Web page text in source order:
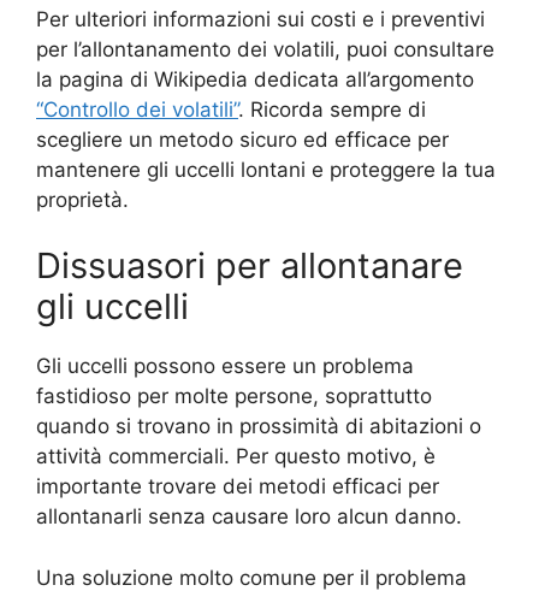
Per ulteriori informazioni sui costi e i preventivi
per l’allontanamento dei volatili, puoi consultare
la pagina di Wikipedia dedicata all’argomento
“Controllo dei volatili”. Ricorda sempre di
scegliere un metodo sicuro ed efficace per
mantenere gli uccelli lontani e proteggere la tua
proprietà.
Dissuasori per allontanare
gli uccelli
Gli uccelli possono essere un problema
fastidioso per molte persone, soprattutto
quando si trovano in prossimità di abitazioni o
attività commerciali. Per questo motivo, è
importante trovare dei metodi efficaci per
allontanarli senza causare loro alcun danno.
Una soluzione molto comune per il problema